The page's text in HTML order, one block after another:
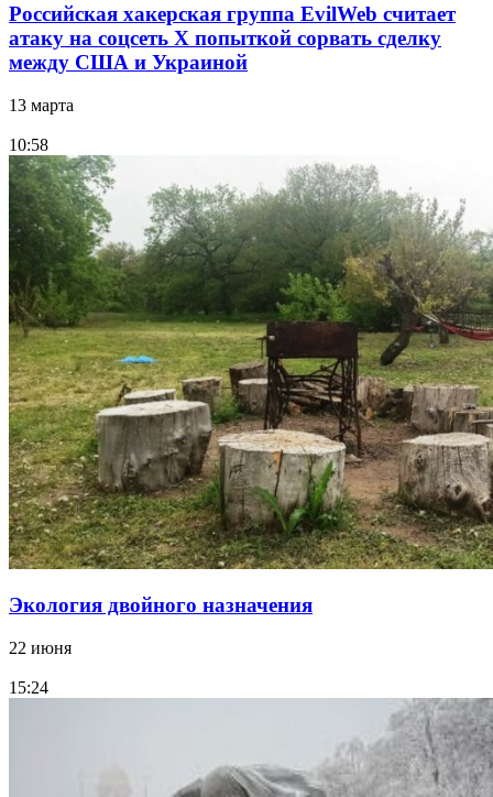
Российская хакерская группа EvilWeb считает
атаку на соцсеть Х попыткой сорвать сделку
между США и Украиной
13 марта
10:58
Экология двойного назначения
22 июня
15:24